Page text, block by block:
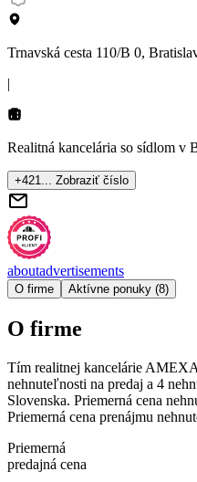
Trnavská cesta 110/B 0,
|
Realitná kancelária so sídlom v
+421... Zobraziť číslo
aboutadvertisements
O firme Aktívne ponuky (8)
O firme
Tím realitnej kancelárie
nehnuteľnosti na predaj a 4
Slovenska. Priemerná cena
Priemerná cena prenájmu
Priemerná
predajná cena